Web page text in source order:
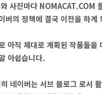
사진마다 NOMACAT.COM
버의 정책에 결국 이전을 하게
아직 제대로 계획된 작품들을
아쉽습니다.
네이버는 서브 블로그 로서